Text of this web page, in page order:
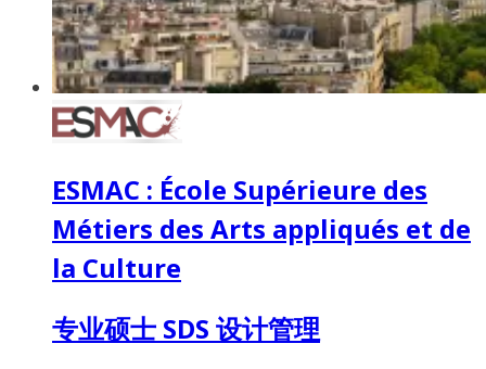
ESMAC : École Supérieure des
Métiers des Arts appliqués et de
la Culture
专业硕士 SDS 设计管理